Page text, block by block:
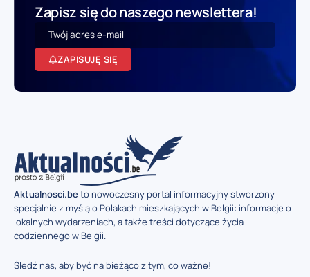
Zapisz się do naszego newslettera!
ZAPISUJĘ SIĘ
Aktualnosci.beto nowoczesny portal informacyjny stworzony
specjalnie z myślą o Polakach mieszkających w Belgii: informacje o
lokalnych wydarzeniach, a także treści dotyczące życia
codziennego w Belgii.
Śledź nas, aby być na bieżąco z tym, co ważne!